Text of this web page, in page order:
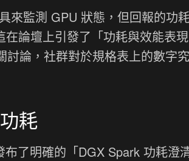
來監測 GPU 狀態，但回報的功
論壇上引發了「功耗與效能表
論，社群對於規格表上的數字
耗
了明確的「DGX Spark 功耗澄